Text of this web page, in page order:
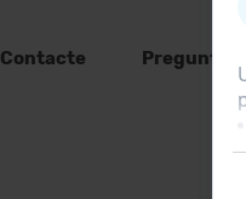
Contacte Preguntes